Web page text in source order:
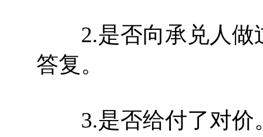
2.是否向承兑人做
答复。
3.是否给付了对价